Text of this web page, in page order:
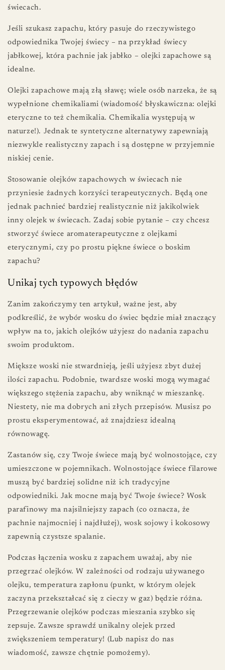
świecach.
Jeśli szukasz zapachu, który pasuje do rzeczywistego
odpowiednika Twojej świecy – na przykład świecy
jabłkowej, która pachnie jak jabłko – olejki zapachowe są
idealne.
Olejki zapachowe mają złą sławę; wiele osób narzeka, że ​​są
wypełnione chemikaliami (wiadomość błyskawiczna: olejki
eteryczne to też chemikalia. Chemikalia występują w
naturze!). Jednak te syntetyczne alternatywy zapewniają
niezwykle realistyczny zapach i są dostępne w przyjemnie
niskiej cenie.
Stosowanie olejków zapachowych w świecach nie
przyniesie żadnych korzyści terapeutycznych. Będą one
jednak pachnieć bardziej realistycznie niż jakikolwiek
inny olejek w świecach. Zadaj sobie pytanie – czy chcesz
stworzyć świece aromaterapeutyczne z olejkami
eterycznymi, czy po prostu piękne świece o boskim
zapachu?
Unikaj tych typowych błędów
Zanim zakończymy ten artykuł, ważne jest, aby
podkreślić, że wybór wosku do świec będzie miał znaczący
wpływ na to, jakich olejków użyjesz do nadania zapachu
swoim produktom.
Miększe woski nie stwardnieją, jeśli użyjesz zbyt dużej
ilości zapachu. Podobnie, twardsze woski mogą wymagać
większego stężenia zapachu, aby wniknąć w mieszankę.
Niestety, nie ma dobrych ani złych przepisów. Musisz po
prostu eksperymentować, aż znajdziesz idealną
równowagę.
Zastanów się, czy Twoje świece mają być wolnostojące, czy
umieszczone w pojemnikach. Wolnostojące świece filarowe
muszą być bardziej solidne niż ich tradycyjne
odpowiedniki. Jak mocne mają być Twoje świece? Wosk
parafinowy ma najsilniejszy zapach (co oznacza, że ​​
pachnie najmocniej i najdłużej), wosk sojowy i kokosowy
zapewnią czystsze spalanie.
Podczas łączenia wosku z zapachem uważaj, aby nie
przegrzać olejków. W zależności od rodzaju używanego
olejku, temperatura zapłonu (punkt, w którym olejek
zaczyna przekształcać się z cieczy w gaz) będzie różna.
Przegrzewanie olejków podczas mieszania szybko się
zepsuje. Zawsze sprawdź unikalny olejek przed
zwiększeniem temperatury! (Lub napisz do nas
wiadomość, zawsze chętnie pomożemy).